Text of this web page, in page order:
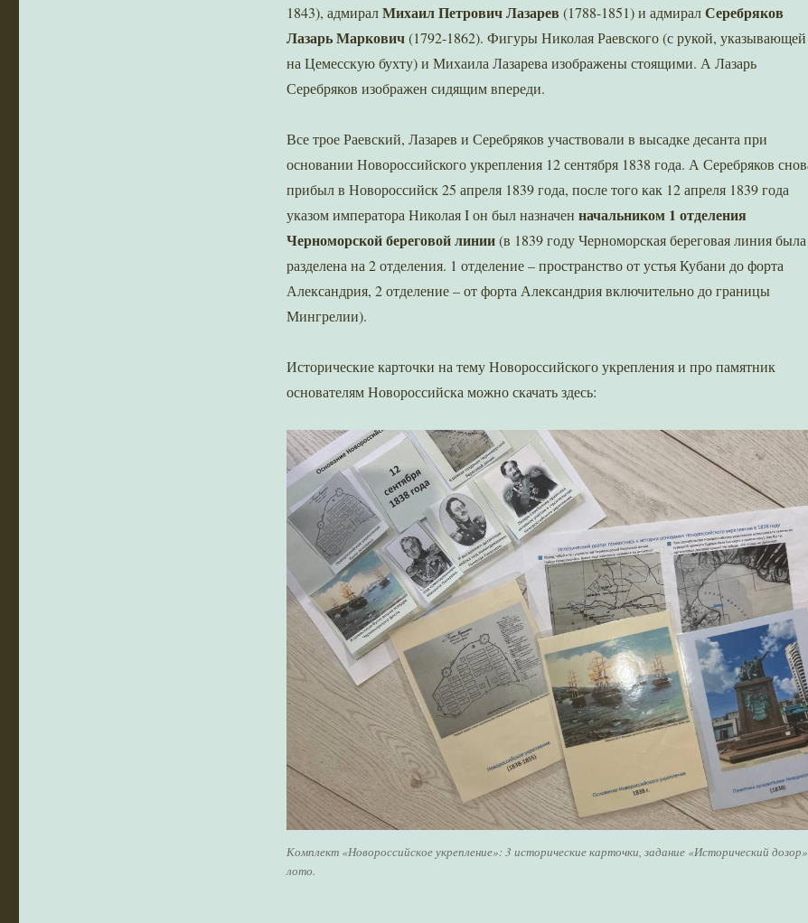
1843), адмиралМихаил Петрович Лазарев (1788-1851) и адмиралСеребряков
Лазарь Маркович(1792-1862). Фигуры Николая Раевского (с рукой, указывающей
на Цемесскую бухту) и Михаила Лазарева изображены стоящими. А Лазарь
Серебряков изображен сидящим впереди.
Все трое Раевский, Лазарев и Серебряков участвовали в высадке десанта при
основании Новороссийского укрепления 12 сентября 1838 года. А Серебряков
прибыл в Новороссийск 25 апреля 1839 года, после того как 12 апреля 1839 года
указом императора Николая I он был назначен начальником 1 отделения
Черноморской береговой линии(в 1839 году Черноморская береговая линия была
разделена на 2 отделения. 1 отделение – пространство от устья Кубани до форта
Александрия, 2 отделение – от форта Александрия включительно до границы
Мингрелии).
Исторические карточки на тему Новороссийского укрепления и про памятник
основателям Новороссийска можно скачать здесь:
Комплект «Новороссийское укрепление»: 3 исторические карточки, задание «Исторический
лото.